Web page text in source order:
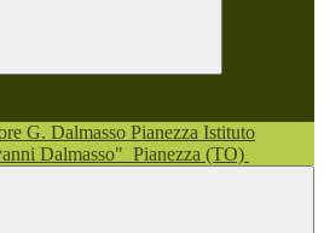
Istituto
Dalmasso" Pianezza (TO)